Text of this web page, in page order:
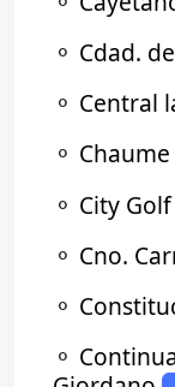
⚬ Cdad.
⚬ Central
⚬ Chaume
⚬ City Golf
⚬ Cno.
⚬
⚬